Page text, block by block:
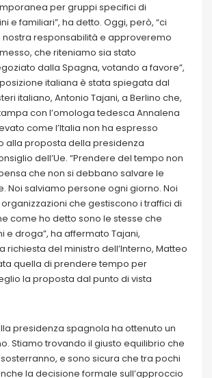
per gruppi specifici di
e familiari”, ha detto. Oggi, però, “ci
responsabilità e approveremo
che riteniamo sia stato
dalla Spagna, votando a favore”,
italiana è stata spiegata dal
italiano, Antonio Tajani, a Berlino che,
con l’omologa tedesca Annalena
come l’Italia non ha espresso
alla proposta della presidenza
dell’Ue. “Prendere del tempo non
che non si debbano salvare le
Noi salviamo persone ogni giorno. Noi
che gestiscono i traffici di
come ho detto sono le stesse che
e droga”, ha affermato Tajani,
richiesta del ministro dell’Interno, Matteo
quella di prendere tempo per
la proposta dal punto di vista
presidenza spagnola ha ottenuto un
Stiamo trovando il giusto equilibrio che
e sono sicura che tra pochi
la decisione formale sull’approccio